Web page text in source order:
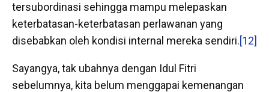
tersubordinasi sehingga mampu melepaskan
keterbatasan-keterbatasan perlawanan yang
disebabkan oleh kondisi internal mereka sendiri.[12]
Sayangya, tak ubahnya dengan Idul Fitri
sebelumnya, kita belum menggapai kemenangan